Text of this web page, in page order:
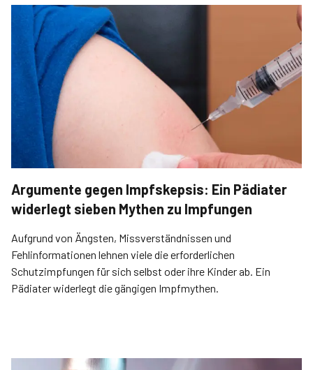
Argumente gegen Impfskepsis: Ein Pädiater
widerlegt sieben Mythen zu Impfungen
Aufgrund von Ängsten, Missverständnissen und
Fehlinformationen lehnen viele die erforderlichen
Schutzimpfungen für sich selbst oder ihre Kinder ab. Ein
Pädiater widerlegt die gängigen Impfmythen.